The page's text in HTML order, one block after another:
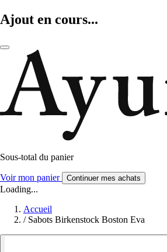
Ajout en cours...
Sous-total du panier
Voir mon panier Continuer mes achats
Loading...
Accueil
/ Sabots Birkenstock Boston Eva